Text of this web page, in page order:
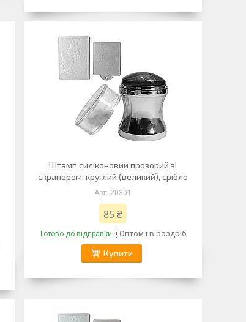
Штамп силіконовий прозорий зі
скрапером, круглий (великий), срібло
20301
85 ₴
Готово до відправки Оптом і в роздріб
Купити